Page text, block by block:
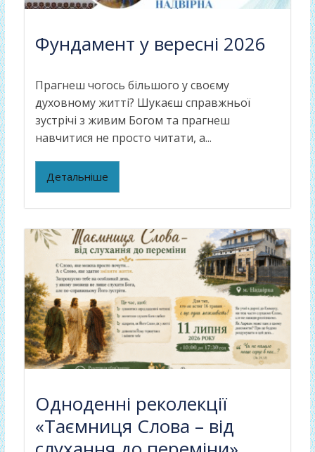
Фундамент у вересні 2026
Прагнеш чогось більшого у своєму
духовному житті? Шукаєш справжньої
зустрічі з живим Богом та прагнеш
навчитися не просто читати, а...
Детальніше
Одноденні реколекції
«Таємниця Слова – від